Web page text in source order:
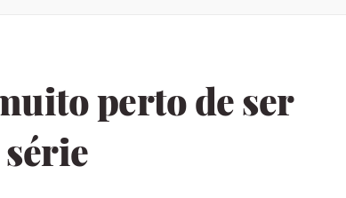
perto de ser